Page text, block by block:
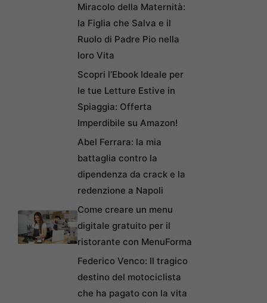
Miracolo della Maternità:
la Figlia che Salva e il
Ruolo di Padre Pio nella
loro Vita
Scopri l’Ebook Ideale per
le tue Letture Estive in
Spiaggia: Offerta
Imperdibile su Amazon!
Abel Ferrara: la mia
battaglia contro la
dipendenza da crack e la
redenzione a Napoli
Come creare un menu
digitale gratuito per il
ristorante con MenuForma
Federico Venco: Il tragico
destino del motociclista
che ha pagato con la vita